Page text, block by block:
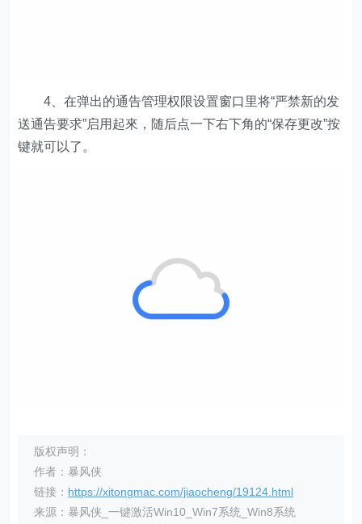
4、在弹出的通告管理权限设置窗口里将“严禁新的发
送通告要求”启用起來，随后点一下右下角的“保存更改”按
键就可以了。
版权声明：
作者：暴风侠
链接： https://xitongmac.com/jiaocheng/19124.html
来源：暴风侠_一键激活Win10_Win7系统_Win8系统